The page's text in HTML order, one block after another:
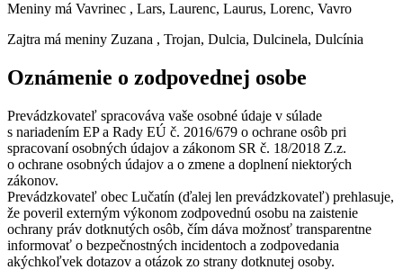
Meniny má Vavrinec , Lars, Laurenc, Laurus, Lorenc, Vavro
Zajtra má meniny Zuzana , Trojan, Dulcia, Dulcinela, Dulcínia
Oznámenie o zodpovednej osobe
Prevádzkovateľ spracováva vaše osobné údaje v súlade
s nariadením EP a Rady EÚ č. 2016/679 o ochrane osôb pri
spracovaní osobných údajov a zákonom SR č. 18/2018 Z.z.
o ochrane osobných údajov a o zmene a doplnení niektorých
zákonov.
Prevádzkovateľ obec Lučatín (ďalej len prevádzkovateľ) prehlasuje,
že poveril externým výkonom zodpovednú osobu na zaistenie
ochrany práv dotknutých osôb, čím dáva možnosť transparentne
informovať o bezpečnostných incidentoch a zodpovedania
akýchkoľvek dotazov a otázok zo strany dotknutej osoby.